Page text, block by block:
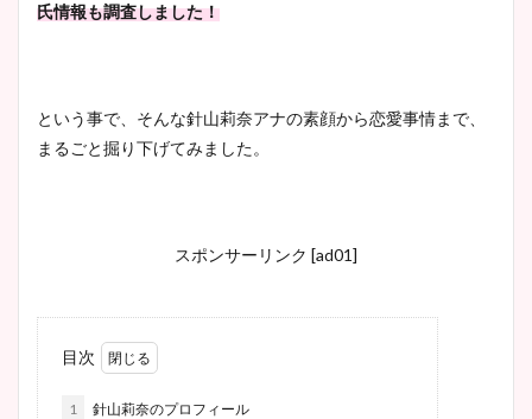
氏情報も調査しました！
という事で、そんな針山莉奈アナの素顔から恋愛事情まで、
まるごと掘り下げてみました。
スポンサーリンク [ad01]
目次
1 針山莉奈のプロフィール